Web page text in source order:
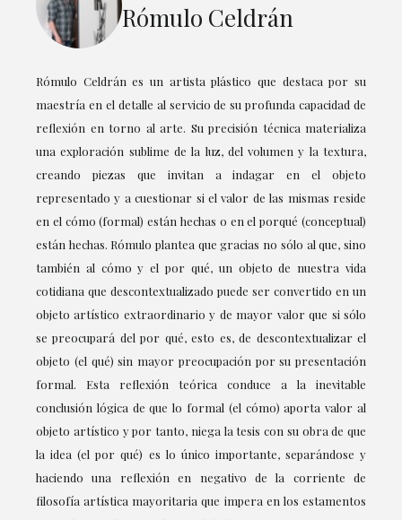
Rómulo Celdrán
Rómulo Celdrán es un artista plástico que destaca por su
maestría en el detalle al servicio de su profunda capacidad de
reflexión en torno al arte. Su precisión técnica materializa
una exploración sublime de la luz, del volumen y la textura,
creando piezas que invitan a indagar en el objeto
representado y a cuestionar si el valor de las mismas reside
en el cómo (formal) están hechas o en el porqué (conceptual)
están hechas. Rómulo plantea que gracias no sólo al que, sino
también al cómo y el por qué, un objeto de nuestra vida
cotidiana que descontextualizado puede ser convertido en un
objeto artístico extraordinario y de mayor valor que si sólo
se preocupará del por qué, esto es, de descontextualizar el
objeto (el qué) sin mayor preocupación por su presentación
formal. Esta reflexión teórica conduce a la inevitable
conclusión lógica de que lo formal (el cómo) aporta valor al
objeto artístico y por tanto, niega la tesis con su obra de que
la idea (el por qué) es lo único importante, separándose y
haciendo una reflexión en negativo de la corriente de
filosofía artística mayoritaria que impera en los estamentos